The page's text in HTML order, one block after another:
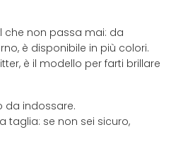
che non passa mai: da
è disponibile in più colori.
è il modello per farti brillare
da indossare.
taglia: se non sei sicuro,